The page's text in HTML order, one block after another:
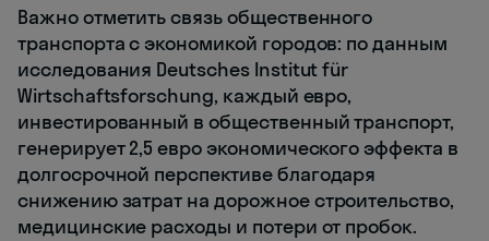
Важно отметить связь общественного
транспорта с экономикой городов: по данным
исследования Deutsches Institut für
Wirtschaftsforschung, каждый евро,
инвестированный в общественный транспорт,
генерирует 2,5 евро экономического эффекта в
долгосрочной перспективе благодаря
снижению затрат на дорожное строительство,
медицинские расходы и потери от пробок.